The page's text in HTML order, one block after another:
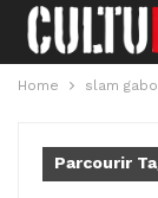
Home slam
Parcourir